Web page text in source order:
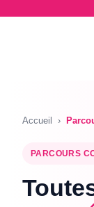
Accueil ›
PARCOURS